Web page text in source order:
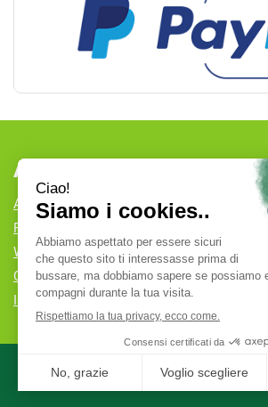
AREA UTENTE
ACCEDI
REGISTRATI
WISHLIST
CONTATTI
ISCRIZIONE ALLA NEWSLETTER